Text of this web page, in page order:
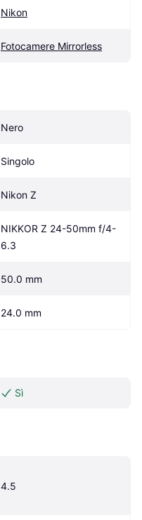
Nikon
Fotocamere Mirrorless
Nero
Singolo
Nikon Z
NIKKOR Z 24-50mm f/4-
6.3
50.0 mm
24.0 mm
Sì
4.5